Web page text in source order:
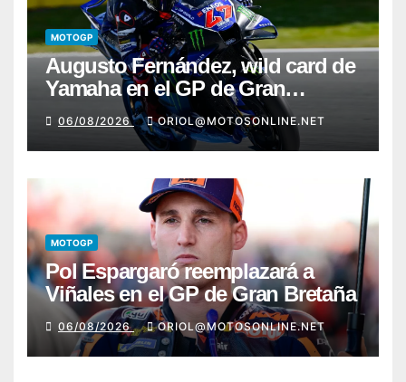
MOTOGP
Augusto Fernández, wild card de
Yamaha en el GP de Gran
Bretaña
06/08/2026 ORIOL@MOTOSONLINE.NET
MOTOGP
Pol Espargaró reemplazará a
Viñales en el GP de Gran Bretaña
06/08/2026 ORIOL@MOTOSONLINE.NET